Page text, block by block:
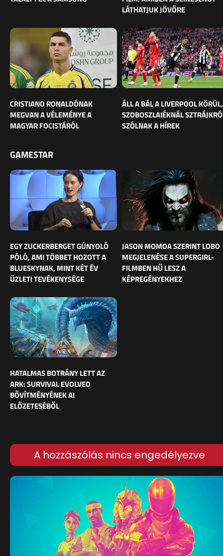
LÁTHATJUK JÖVŐRE
CRISTIANO RONALDÓNAK
MEGVAN A VÉLEMÉNYE A
MAGYAR FOCISTÁRÓL
ÁLL A BÁL A LIVERPOOL KÖRÜL,
SZOBOSZLAIÉKNÁL
SZÓLNAK A HÍREK
GAMESTAR
EGY ZUCKERBERGET GÚNYOLÓ
PÓLÓ, AMI TÖBBET HOZOTT A
BLUESKYNAK, MINT KÉT ÉV
ÜZLETI TEVÉKENYSÉGE
JASON MOMOA SZERINT LOBO
MEGJELENÉSE A SUPERGIRL-
FILMBEN HŰ LESZ A
KÉPREGÉNYEKHEZ
HATALMAS BOTRÁNY LETT AZ
ARK: SURVIVAL EVOLVED
BŐVÍTMÉNYÉNEK AI
ELŐZETESÉBŐL
A hozzászólás nincs engedélyezve